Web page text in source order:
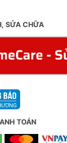
đảm bảo
hàng
SỬA CHỮA
TOÁN